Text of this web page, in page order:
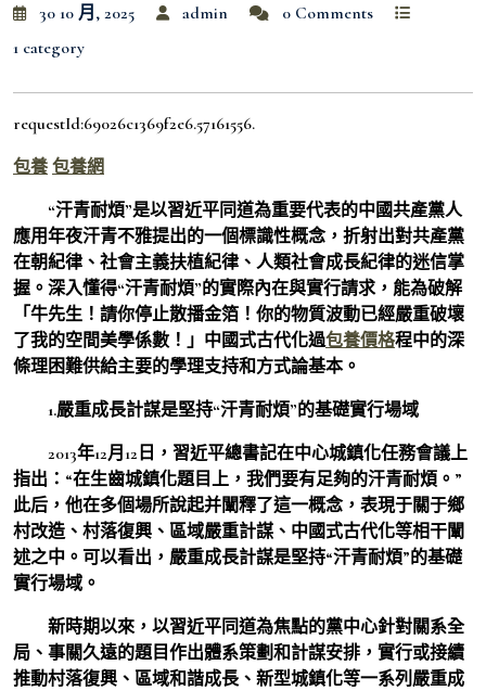
30 10 月, 2025 admin
0 Comments
1 category
requestId:69026c1369f2e6.57161556.
包養 包養網
“汗青耐煩”是以習近平同道為重要代表的中國共產黨人
應用年夜汗青不雅提出的一個標識性概念，折射出對共產黨
在朝紀律、社會主義扶植紀律、人類社會成長紀律的迷信掌
握。深入懂得“汗青耐煩”的實際內在與實行請求，能為破解
「牛先生！請你停止散播金箔！你的物質波動已經嚴重破壞
了我的空間美學係數！」中國式古代化過包養價格程中的深
條理困難供給主要的學理支持和方式論基本。
1.嚴重成長計謀是堅持“汗青耐煩”的基礎實行場域
2013年12月12日，習近平總書記在中心城鎮化任務會議上
指出：“在生齒城鎮化題目上，我們要有足夠的汗青耐煩。”
此后，他在多個場所說起并闡釋了這一概念，表現于關于鄉
村改造、村落復興、區域嚴重計謀、中國式古代化等相干闡
述之中。可以看出，嚴重成長計謀是堅持“汗青耐煩”的基礎
實行場域。
新時期以來，以習近平同道為焦點的黨中心針對關系全
局、事關久遠的題目作出體系策劃和計謀安排，實行或接續
推動村落復興、區域和諧成長、新型城鎮化等一系列嚴重成